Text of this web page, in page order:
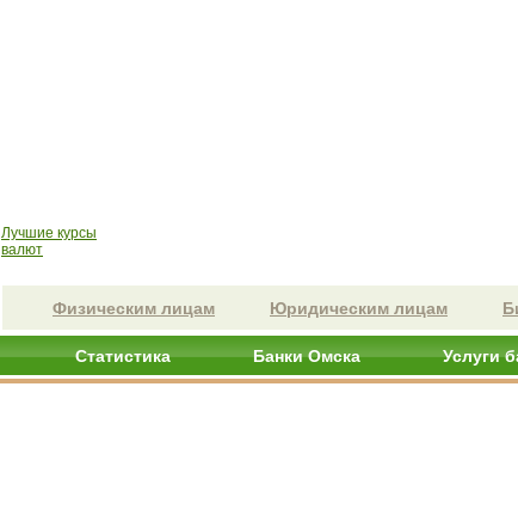
Лучшие курсы
валют
Физическим лицам Юридическим лицам
Статистика Банки Омска Услуги